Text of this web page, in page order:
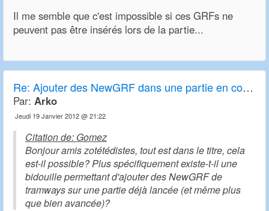
Il me semble que c'est impossible si ces GRFs ne
peuvent pas être insérés lors de la partie...
Re: Ajouter des NewGRF dans une partie en cours
Par: Arko
Jeudi 19 Janvier 2012 @ 21:22
Citation de: Gomez
Bonjour amis zotétédistes, tout est dans le titre, cela
est-il possible? Plus spécifiquement existe-t-il une
bidouille permettant d'ajouter des NewGRF de
tramways sur une partie déjà lancée (et même plus
que bien avancée)?